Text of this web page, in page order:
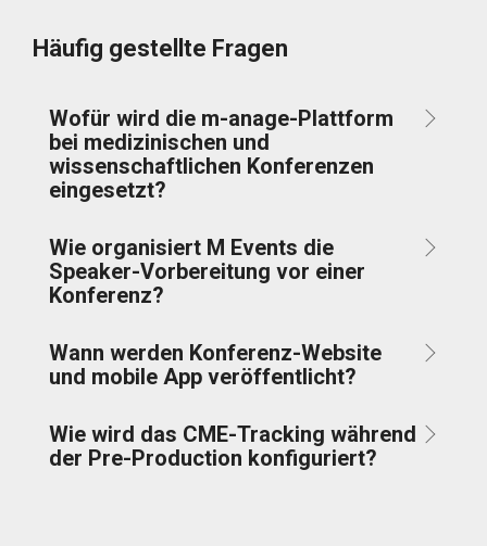
Häufig gestellte Fragen
Wofür wird die m-anage-Plattform
bei medizinischen und
wissenschaftlichen Konferenzen
eingesetzt?
Wie organisiert M Events die
Speaker-Vorbereitung vor einer
Konferenz?
Wann werden Konferenz-Website
und mobile App veröffentlicht?
Wie wird das CME-Tracking während
der Pre-Production konfiguriert?